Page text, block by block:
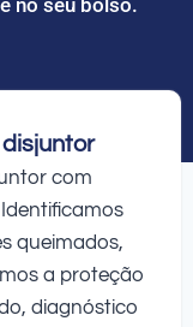
com
queimados,
a proteção
diagnóstico